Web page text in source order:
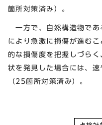
箇所対策済み）。
一方で、自然構造物であ
により急激に損傷が進む
的な損傷度を把握しづら
状を発見した場合には、
（25箇所対策済み）。